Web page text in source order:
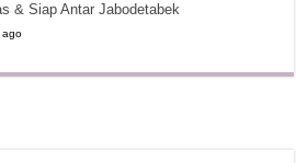
& Siap Antar Jabodetabek
ago